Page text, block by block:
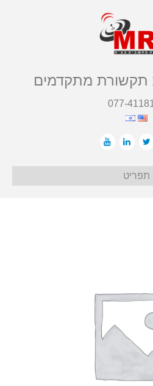
תקשורת מתקדמים
077-
תפריט